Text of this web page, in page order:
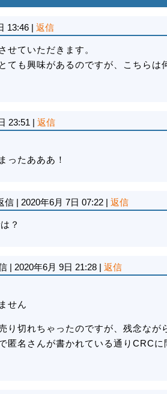
13:46 | 返信
せていただきます。
ても興味があるのですが、こちらは
23:51 | 返信
ったあああ！
信 | 2020年6月 7日 07:22 | 返信
？
| 2020年6月 9日 21:28 | 返信
せん
り切れちゃったのですが、残念なが
匿名さんが書かれている通りCRC